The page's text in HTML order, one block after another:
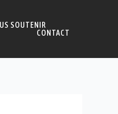
SOUTENIR
CONTACT